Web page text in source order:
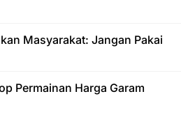
Masyarakat: Jangan Pakai
Permainan Harga Garam